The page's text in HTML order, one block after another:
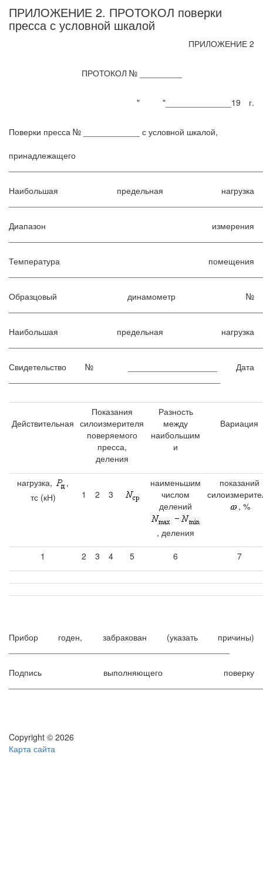
ПРИЛОЖЕНИЕ 2. ПРОТОКОЛ поверки
пресса с условной шкалой
ПРИЛОЖЕНИЕ 2
ПРОТОКОЛ № _________
" "______________19 г.
Поверки пресса № ____________ с условной шкалой,
принадлежащего
Наибольшая предельная нагрузка
Диапазон измерения
Температура помещения
Образцовый динамометр №
Наибольшая предельная нагрузка
Свидетельство № ___________________ Дата
Действительная
Показания
силоизмерителя
поверяемого
пресса,
деления
Разность
между
наибольшим
и
Вариация
нагрузка,
,
тс (кН)
1 2 3
наименьшим
числом
делений
, деления
показаний
, %
1 2 3 4 5 6 7
Прибор годен, забракован (указать причины)
Подпись выполняющего поверку
Copyright © 2026
Карта сайта